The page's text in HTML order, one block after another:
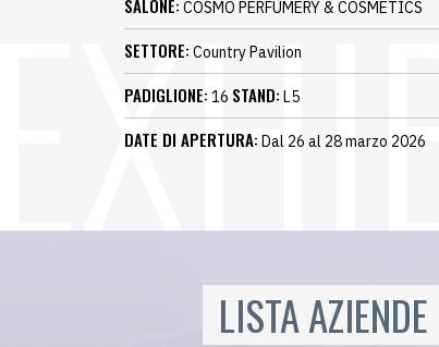
SALONE: COSMO PERFUMERY & COSMETICS
SETTORE: Country Pavilion
PADIGLIONE: 16 STAND: L5
DATE DI APERTURA: Dal 26 al 28 marzo 2026
LISTA AZIENDE